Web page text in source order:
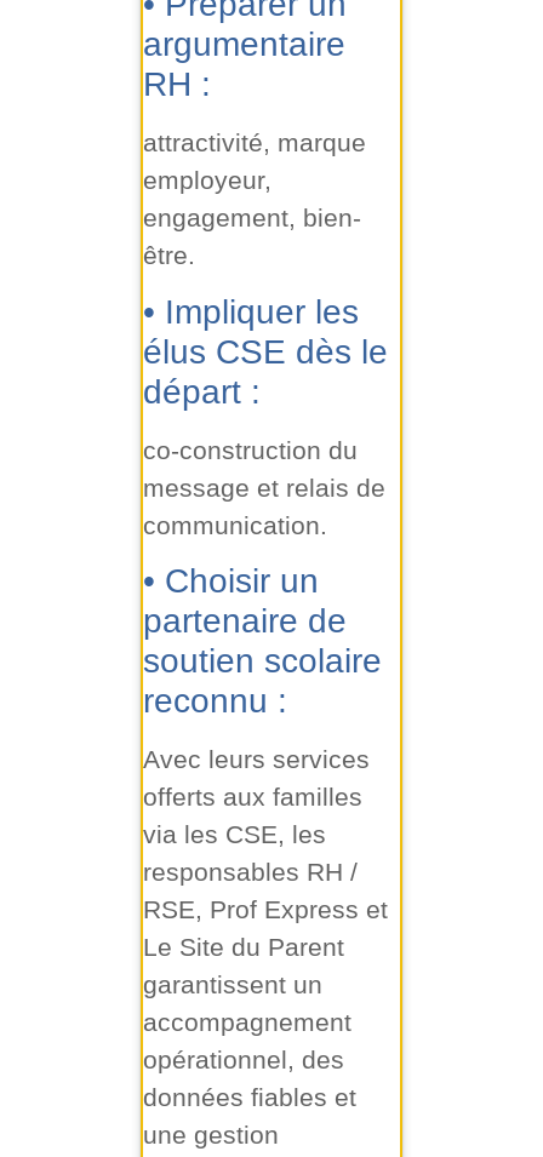
argumentaire
RH :
attractivité, marque
employeur,
engagement, bien-
être.
• Impliquer les
élus CSE dès le
départ :
co-construction du
message et relais de
communication.
• Choisir un
partenaire de
soutien scolaire
reconnu :
Avec leurs services
offerts aux familles
via les CSE, les
responsables RH /
RSE, Prof Express et
Le Site du Parent
garantissent un
accompagnement
opérationnel, des
données fiables et
une gestion